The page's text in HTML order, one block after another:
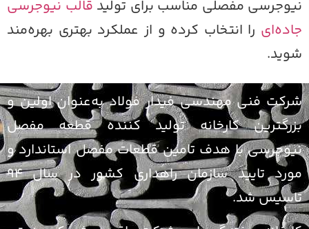
مفصلی مناسب برای تولیدقالب نیوجرسی
را انتخاب کرده و از عملکرد بهتری بهره‌مند
فنی مهندسی فیدار فولاد به‌عنوان اولین و
کارخانه تولید کننده قطعه مفصل
با هدف تامین قطعات مفصل استاندارد و
مورد تایید سازمان راهداری کشور در سال ۹۴
شد.